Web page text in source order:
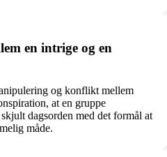
en intrige og en
og konflikt mellem
at en gruppe
dagsorden med det formål at
måde.